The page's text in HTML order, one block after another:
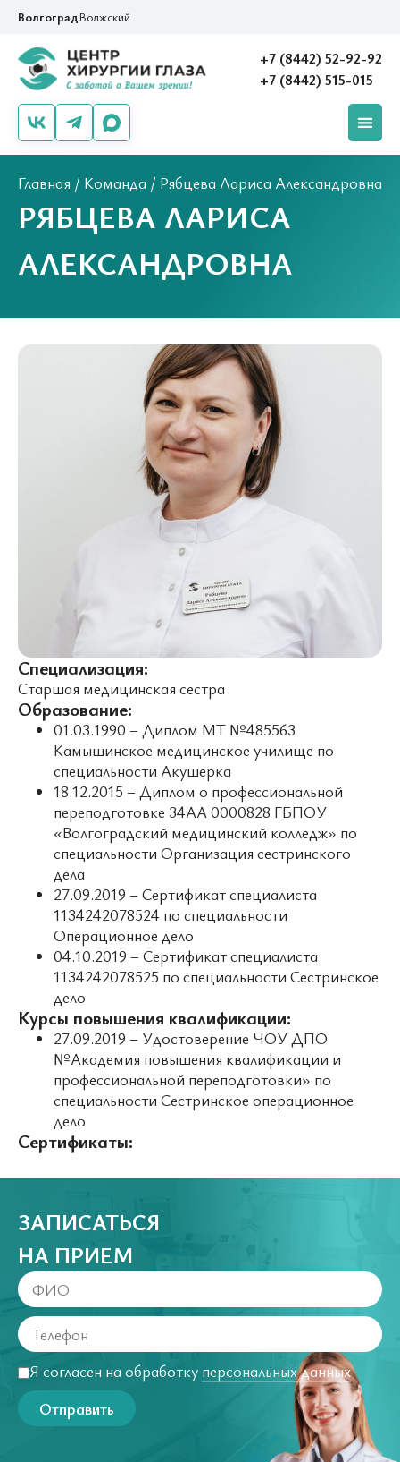
ВолгоградВолжский
+7 (8442) 52-92-92
+7 (8442) 515-015
Главная / Команда / Рябцева Лариса Александровна
РЯБЦЕВА ЛАРИСА
АЛЕКСАНДРОВНА
Специализация:
Старшая медицинская сестра
Образование:
01.03.1990 – Диплом МТ №485563
Камышинское медицинское училище по
специальности Акушерка
18.12.2015 – Диплом о профессиональной
переподготовке 34АА 0000828 ГБПОУ
«Волгоградский медицинский колледж» по
специальности Организация сестринского
дела
27.09.2019 – Сертификат специалиста
1134242078524 по специальности
Операционное дело
04.10.2019 – Сертификат специалиста
1134242078525 по специальности Сестринское
дело
Курсы повышения квалификации:
27.09.2019 – Удостоверение ЧОУ ДПО
№Академия повышения квалификации и
профессиональной переподготовки» по
специальности Сестринское операционное
дело
Сертификаты:
ЗАПИСАТЬСЯ
НА ПРИЕМ
Я согласен на обработку персональных данных
Отправить